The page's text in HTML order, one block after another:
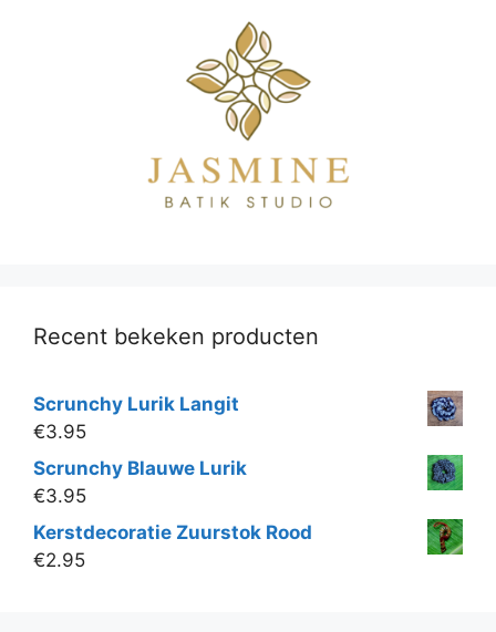
Recent bekeken producten
Scrunchy Lurik Langit
€3.95
Scrunchy Blauwe Lurik
€3.95
Kerstdecoratie Zuurstok Rood
€2.95